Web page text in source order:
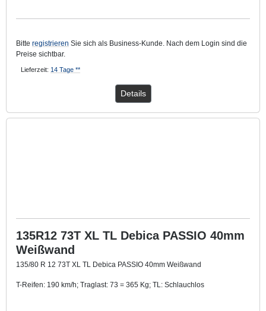
Bitte registrieren Sie sich als Business-Kunde. Nach dem Login sind die
Preise sichtbar.
Lieferzeit: 14 Tage **
Details
135R12 73T XL TL Debica PASSIO 40mm
Weißwand
135/80 R 12 73T XL TL Debica PASSIO 40mm Weißwand
T-Reifen: 190 km/h; Traglast: 73 = 365 Kg; TL: Schlauchlos